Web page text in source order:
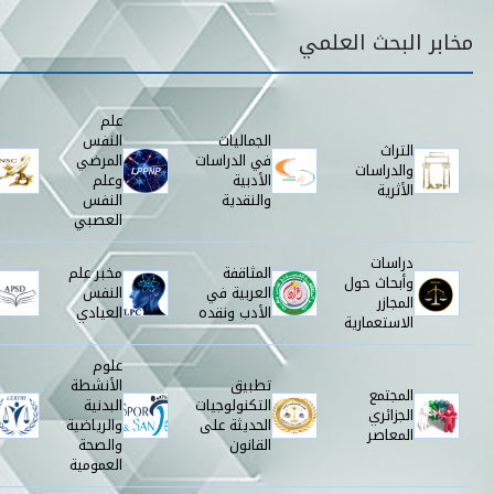
قائمة مخابر البحث
مخابر البحث العلمي
التراث
والدراسات
الأثرية
الجماليات
في الدراسات
الأدبية
والنقدية
علم
النفس
المرضي
وعلم
النفس
العصبي
دراسات
وأبحاث حول
المجازر
الاستعمارية
المثاقفة
العربية في
الأدب ونقده
مخبر علم
النفس
العيادي
المجتمع
الجزائري
المعاصر
تطبيق
التكنولوجيات
الحديثة على
القانون
علوم
الأنشطة
البدنية
والرياضية
والصحة
العمومية